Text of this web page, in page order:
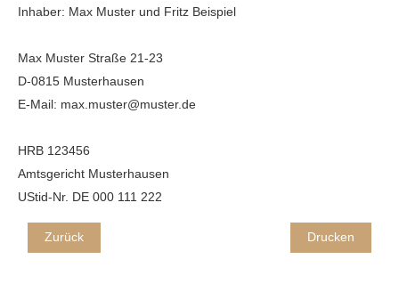
Inhaber: Max Muster und Fritz Beispiel
Max Muster Straße 21-23
D-0815 Musterhausen
E-Mail: max.muster@muster.de
HRB 123456
Amtsgericht Musterhausen
UStid-Nr. DE 000 111 222
Zurück Drucken